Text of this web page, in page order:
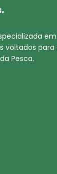
em
voltados para
Pesca.